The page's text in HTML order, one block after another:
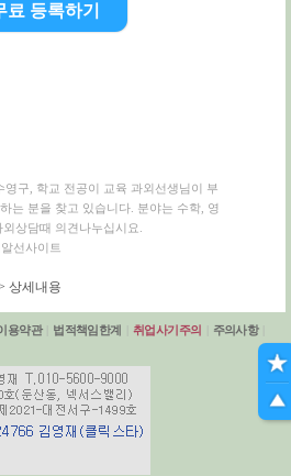
료 등록하기
구, 학교 전공이 교육 과외선생님이 부
는 분을 찾고 있습니다. 분야는 수학, 영
상담때 의견나누십시요.
선사이트
상세내용
용약관 법적책임한계 취업사기주의 주의사항